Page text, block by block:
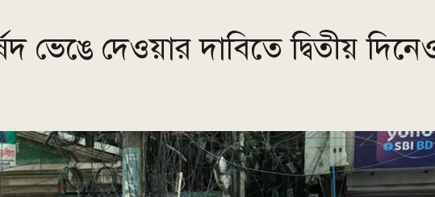
ভেঙে দেওয়ার দাবিতে দ্বিতীয়